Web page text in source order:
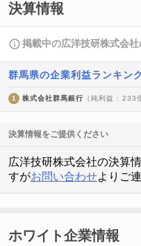
決算情報
掲載中の広洋技研株式会社
群馬県の企業利益ランキン
1 株式会社群馬銀行 （純利益 : 233
決算情報をご提供ください
広洋技研株式会社の決算
すがお問い合わせよりご
ホワイト企業情報